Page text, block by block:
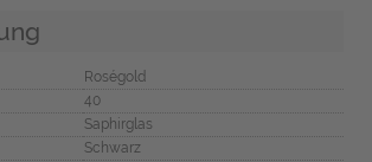
Roségold
40
Saphirglas
Schwarz